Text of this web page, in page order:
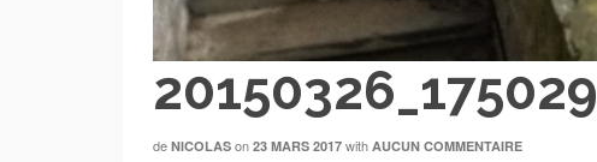
20150326_175029
de NICOLAS on 23 MARS 2017 with AUCUN COMMENTAIRE